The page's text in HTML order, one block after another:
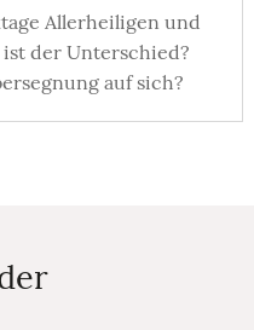
Allerheiligen und
ist der Unterschied?
auf sich?